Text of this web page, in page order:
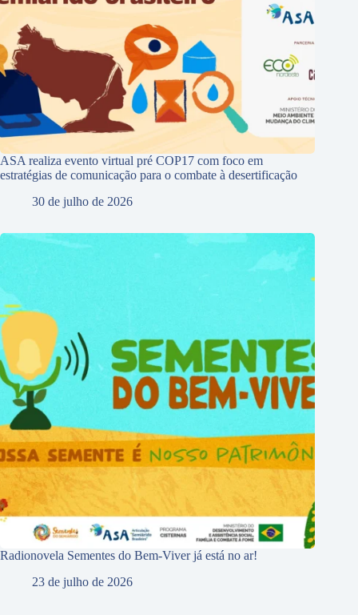
ASA realiza evento virtual pré COP17 com foco em
estratégias de comunicação para o combate à desertificação
30 de julho de 2026
Radionovela Sementes do Bem-Viver já está no ar!
23 de julho de 2026